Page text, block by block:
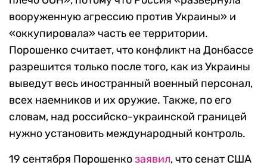
вооруженную агрессию против Украины» и
«оккупировала» часть ее территории.
Порошенко считает, что конфликт на Донбассе
разрешится только после того, как из Украины
выведут весь иностранный военный персонал,
всех наемников и их оружие. Также, по его
словам, над российско-украинской границей
нужно установить международный контроль.
19 сентября Порошенкозаявил, что сенат США